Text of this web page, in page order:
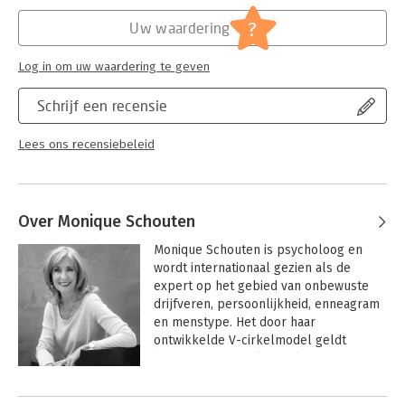
Schrijf een recensie
Lees ons recensiebeleid
Uw waardering ?
Log in om uw waardering te geven
Over Monique Schouten
Monique Schouten is psycholoog en
wordt internationaal gezien als de
expert op het gebied van onbewuste
drijfveren, persoonlijkheid, enneagram
en menstype. Het door haar
ontwikkelde V-cirkelmodel geldt
inzicht geeft in iemands onbewuste
Andere boeken door Monique